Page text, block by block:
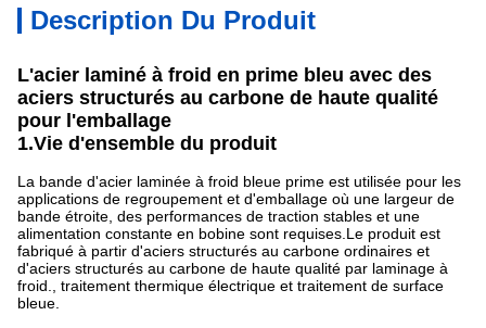
Description Du Produit
L'acier laminé à froid en prime bleu avec des
aciers structurés au carbone de haute qualité
pour l'emballage
1.Vie d'ensemble du produit
La bande d'acier laminée à froid bleue prime est utilisée pour les
applications de regroupement et d'emballage où une largeur de
bande étroite, des performances de traction stables et une
alimentation constante en bobine sont requises.Le produit est
fabriqué à partir d'aciers structurés au carbone ordinaires et
d'aciers structurés au carbone de haute qualité par laminage à
froid., traitement thermique électrique et traitement de surface
bleue.